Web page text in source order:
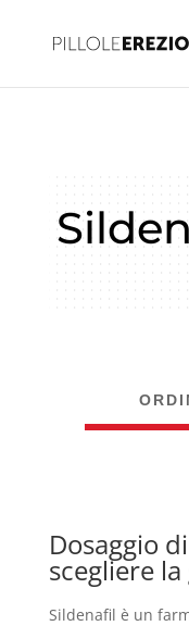
Dosaggio
scegliere
Sildenafil è un